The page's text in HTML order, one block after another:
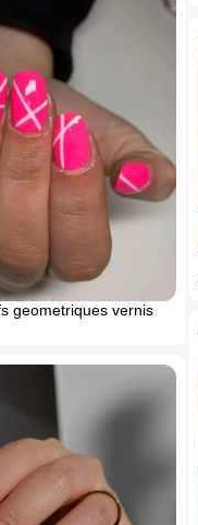
geometriques vernis